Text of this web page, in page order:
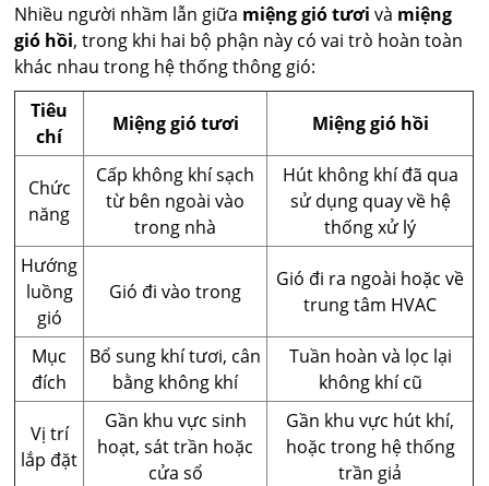
Nhiều người nhầm lẫn giữa miệng gió tươi và miệng
gió hồi, trong khi hai bộ phận này có vai trò hoàn toàn
khác nhau trong hệ thống thông gió:
Tiêu
chí
Miệng gió tươi Miệng gió hồi
Chức
năng
Cấp không khí sạch
từ bên ngoài vào
trong nhà
Hút không khí đã qua
sử dụng quay về hệ
thống xử lý
Hướng
luồng
gió
Gió đi vào trong
Gió đi ra ngoài hoặc về
trung tâm HVAC
Mục
đích
Bổ sung khí tươi, cân
bằng không khí
Tuần hoàn và lọc lại
không khí cũ
Vị trí
lắp đặt
Gần khu vực sinh
hoạt, sát trần hoặc
cửa sổ
Gần khu vực hút khí,
hoặc trong hệ thống
trần giả